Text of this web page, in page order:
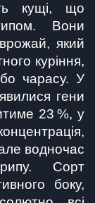
кущі, що
Вони
який
куріння,
чарасу. У
гени
23 %, у
водночас
Сорт
боку,